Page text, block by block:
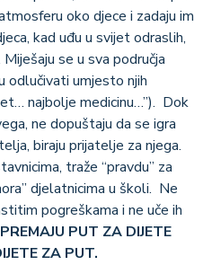
oko djece i zadaju im
kad uđu u svijet odraslih,
se u sva područja
odlučivati umjesto njih
najbolje medicinu…”). Dok
ne dopuštaju da se igra
biraju prijatelje za njega.
traže “pravdu” za
djelatnicima u školi. Ne
pogreškama i ne uče ih
PUT ZA DIJETE
ZA PUT.